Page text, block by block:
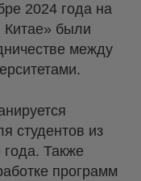
2024 года на
Китае» были
между
студентов из
Также
программ